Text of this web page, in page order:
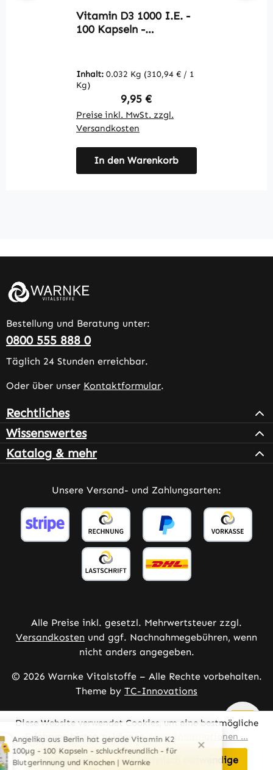
Vitamin D3 1000 I.E. -
100 Kapseln -
Muskeln uvm. | Warnke
Vitalstoffe
Inhalt: 0.032 Kg (310,94 € / 1
Kg)
Regulärer Preis:
9,95 €
Preise inkl. MwSt. zzgl.
Versandkosten
In den Warenkorb
Bestellung und Beratung unter:
0800 555 888 0
Täglich 24 Stunden erreichbar.
Oder über unser Kontaktformular.
Rechtliches
Wissenswertes
Katalog & mehr
Unsere Versand- und Zahlungsarten:
Alle Preise inkl. gesetzl. Mehrwertsteuer zzgl.
Versandkosten und ggf. Nachnahmegebühren, wenn
nicht anders angegeben.
© 2026 Warnke Vitalstoffe – Alle Rechte vorbehalten.
Theme by TC-Innovations
Diese Website verwendet Cookies, um eine bestmögliche
Erfahrung bieten zu können.Mehr Informationen ...
Nur technisch notwendige
Konfigurieren